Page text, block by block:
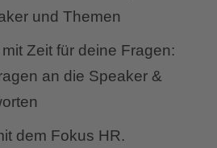
und Themen
Zeit für deine Fragen:
an die Speaker &
dem Fokus HR.